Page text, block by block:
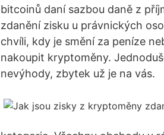
bitcoinů daní sazbou daně z
zdanění zisku u právnických
chvíli, kdy je smění za peníze
nakoupit kryptoměny.
nevýhody, zbytek už je na vás.